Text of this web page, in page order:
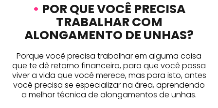
• POR QUE VOCÊ PRECISA
TRABALHAR COM
ALONGAMENTO DE UNHAS?
Porque você precisa trabalhar em alguma coisa
que te dê retorno financeiro, para que você possa
viver a vida que você merece, mas para isto, antes
você precisa se especializar na área, aprendendo
a melhor técnica de alongamentos de unhas.